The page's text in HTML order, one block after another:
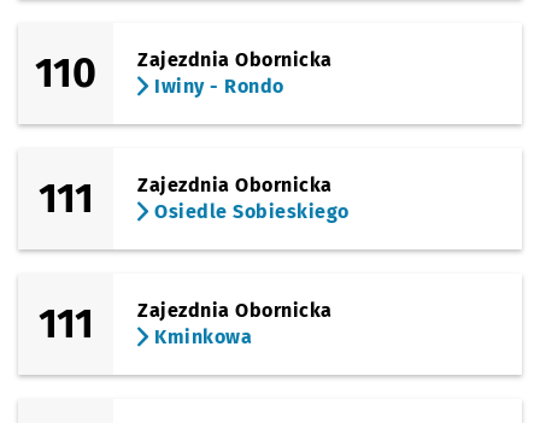
110
Zajezdnia Obornicka
Iwiny - Rondo
111
Zajezdnia Obornicka
Osiedle Sobieskiego
111
Zajezdnia Obornicka
Kminkowa